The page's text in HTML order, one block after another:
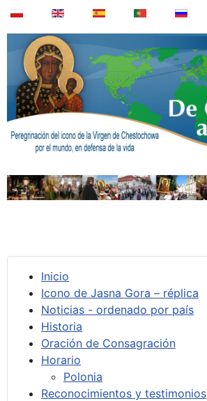
Inicio
Icono de Jasna Gora – réplica
Noticias - ordenado por país
Historia
Oración de Consagración
Horario
Polonia
Reconocimientos y testimonios